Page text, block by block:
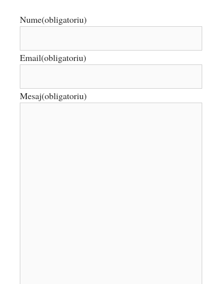
Nume(obligatoriu)
Email(obligatoriu)
Mesaj(obligatoriu)